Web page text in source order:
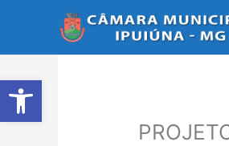
Abrir a barra de ferramentas